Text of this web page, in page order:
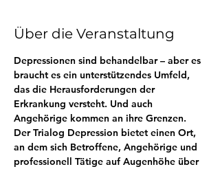
Über die Veranstaltung
Depressionen sind behandelbar – aber es
braucht es ein unterstützendes Umfeld,
das die Herausforderungen der
Erkrankung versteht. Und auch
Angehörige kommen an ihre Grenzen.
Der Trialog Depression bietet einen Ort,
an dem sich Betroffene, Angehörige und
professionell Tätige auf Augenhöhe über